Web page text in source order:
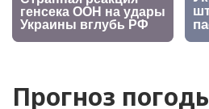
Прогноз